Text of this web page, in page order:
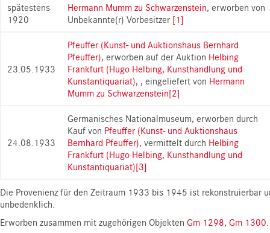
spätestens
1920
Hermann Mumm zu Schwarzenstein, erworben von
Unbekannte(r) Vorbesitzer [1]
23.05.1933
Pfeuffer (Kunst- und Auktionshaus Bernhard
Pfeuffer), erworben auf der Auktion Helbing
Frankfurt (Hugo Helbing, Kunsthandlung und
Kunstantiquariat), , eingeliefert von Hermann
Mumm zu Schwarzenstein[2]
24.08.1933
Germanisches Nationalmuseum, erworben durch
Kauf von Pfeuffer (Kunst- und Auktionshaus
Bernhard Pfeuffer), vermittelt durch Helbing
Frankfurt (Hugo Helbing, Kunsthandlung und
Kunstantiquariat)[3]
Die Provenienz für den Zeitraum 1933 bis 1945 ist rekonstruierbar
unbedenklich.
Erworben zusammen mit zugehörigen Objekten Gm 1298, Gm 1300